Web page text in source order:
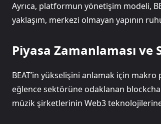
Ayrıca, platformun yönetişim modeli,
yaklaşım, merkezi olmayan yapının
Piyasa Zamanlaması ve
BEAT’in yükselişini anlamak için
eğlence sektörüne odaklanan
müzik şirketlerinin Web3